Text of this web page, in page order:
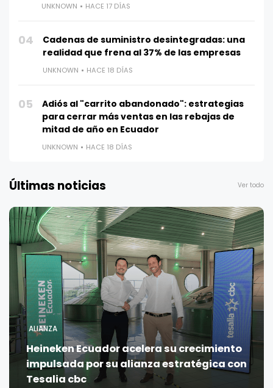
UNKNOWN HACE 17 DÍAS
04
Cadenas de suministro desintegradas: una
realidad que frena al 37% de las empresas
UNKNOWN HACE 18 DÍAS
05
Adiós al "carrito abandonado": estrategias
para cerrar más ventas en las rebajas de
mitad de año en Ecuador
UNKNOWN HACE 18 DÍAS
Últimas noticias Ver todo
ALIANZA
Heineken Ecuador acelera su crecimiento
impulsada por su alianza estratégica con
Tesalia cbc